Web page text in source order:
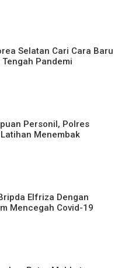
Selatan Cari Cara Baru
Pandemi
Personil, Polres
Menembak
Elfriza Dengan
Mencegah Covid-19